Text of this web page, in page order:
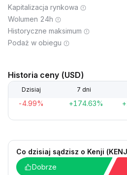
Kapitalizacja rynkowa
Wolumen 24h
Historyczne maksimum
Podaż w obiegu
Historia ceny (USD)
Dzisiaj 7 dni
-4.99% +174.63%
Co dzisiaj sądzisz o Kenji
Dobrze